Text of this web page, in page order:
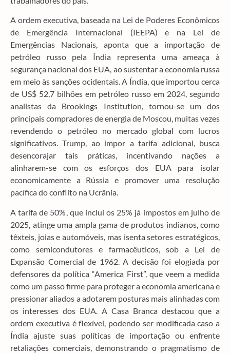
A ordem executiva, baseada na Lei de Poderes Econômicos
de Emergência Internacional (IEEPA) e na Lei de
Emergências Nacionais, aponta que a importação de
petróleo russo pela Índia representa uma ameaça à
segurança nacional dos EUA, ao sustentar a economia russa
em meio às sanções ocidentais. A Índia, que importou cerca
de US$ 52,7 bilhões em petróleo russo em 2024, segundo
analistas da Brookings Institution, tornou-se um dos
principais compradores de energia de Moscou, muitas vezes
revendendo o petróleo no mercado global com lucros
significativos. Trump, ao impor a tarifa adicional, busca
desencorajar tais práticas, incentivando nações a
alinharem-se com os esforços dos EUA para isolar
economicamente a Rússia e promover uma resolução
pacífica do conflito na Ucrânia.
A tarifa de 50%, que inclui os 25% já impostos em julho de
2025, atinge uma ampla gama de produtos indianos, como
têxteis, joias e automóveis, mas isenta setores estratégicos,
como semicondutores e farmacêuticos, sob a Lei de
Expansão Comercial de 1962. A decisão foi elogiada por
defensores da política “America First”, que veem a medida
como um passo firme para proteger a economia americana e
pressionar aliados a adotarem posturas mais alinhadas com
os interesses dos EUA. A Casa Branca destacou que a
ordem executiva é flexível, podendo ser modificada caso a
Índia ajuste suas políticas de importação ou enfrente
retaliações comerciais, demonstrando o pragmatismo de